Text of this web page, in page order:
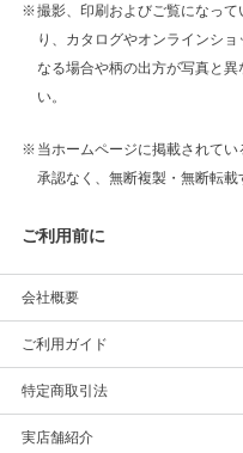
撮影、印刷およびご覧になっ
り、カタログやオンラインシ
なる場合や柄の出方が写真と
い。
当ホームページに掲載されて
承認なく、無断複製・無断転載
ご利用前に
会社概要
ご利用ガイド
特定商取引法
実店舗紹介